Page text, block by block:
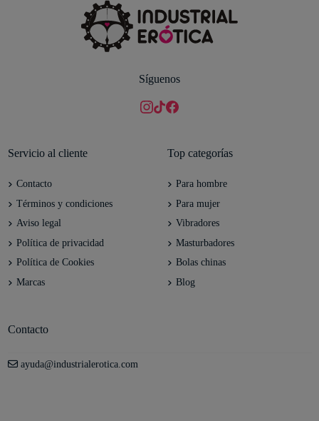
Síguenos
Servicio al cliente
Contacto
Términos y condiciones
Aviso legal
Política de privacidad
Política de Cookies
Marcas
Top categorías
Para hombre
Para mujer
Vibradores
Masturbadores
Bolas chinas
Blog
Contacto
ayuda@industrialerotica.com